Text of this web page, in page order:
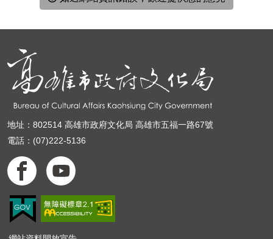
地址：802514 高雄市政府文化局 高雄市五福一路67號
電話：(07)222-5136